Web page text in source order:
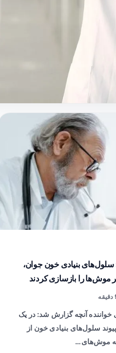
سلول‌های بنیادی خون جوان،
موش‌ها را بازسازی کردند
خواننده آنچه گزارش شد: در یک
سلول‌های بنیادی خون از
موش‌های…